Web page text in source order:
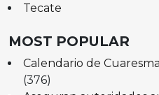
Tecate
MOST POPULAR
Calendario de
(376)